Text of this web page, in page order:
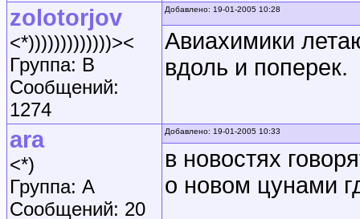
zolotorjov
<*)))))))))))))><
Группа: B
Сообщений:
1274
Добавлено: 19-01-2005 10:28
Авиахимики
вдоль и поперек.
ara
<*)
Группа: A
Сообщений: 20
Добавлено: 19-01-2005 10:33
в новостях
о новом цунами